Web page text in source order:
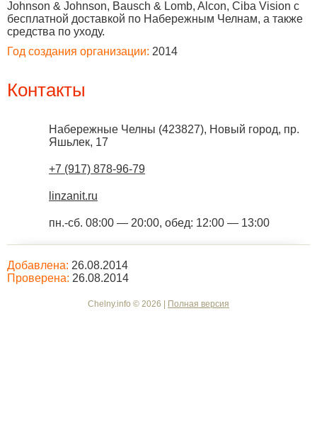
Johnson & Johnson, Bausch & Lomb, Alcon, Ciba Vision с
бесплатной доставкой по Набережным Челнам, а также
средства по уходу.
Год создания организации: 2014
Контакты
Набережные Челны (423827), Новый город, пр.
Яшьлек, 17
+7 (917) 878-96-79
linzanit.ru
пн.-сб. 08:00 — 20:00, обед: 12:00 — 13:00
Добавлена: 26.08.2014
Проверена: 26.08.2014
Chelny.info © 2026 | Полная версия